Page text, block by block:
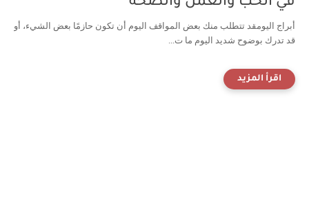
أبراج اليومقد تتطلب منك بعض المواقف اليوم أن تكون حازمًا بعض الشيء، أو
قد تدرك بوضوح شديد اليوم ما ت...